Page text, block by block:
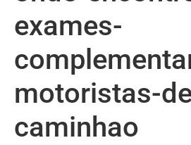
exames-
motoristas-
caminhao